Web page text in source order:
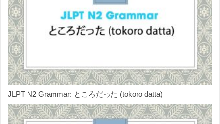
JLPT N2 Grammar: ところだった (tokoro datta)